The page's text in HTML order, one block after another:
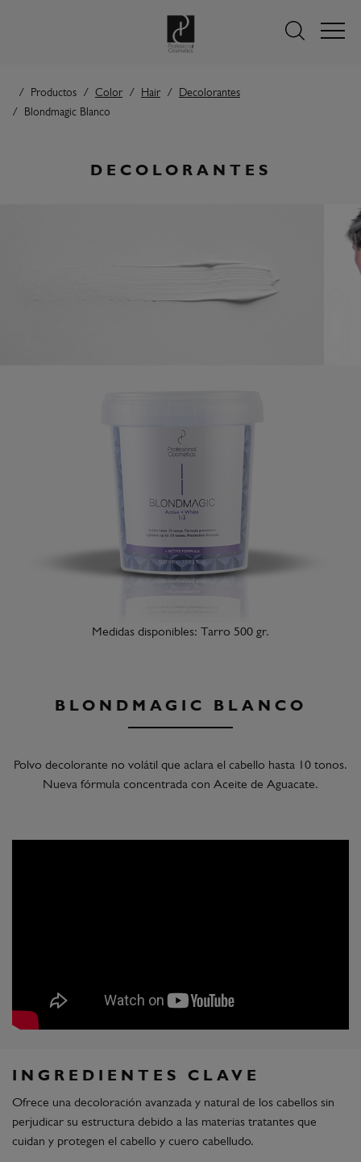
Productos Color Hair
Decolorantes
Blondmagic Blanco
DECOLORANTES
Medidas disponibles: Tarro 500 gr.
BLONDMAGIC BLANCO
Polvo decolorante no volátil que aclara el cabello hasta 10 tonos.
Nueva fórmula concentrada con Aceite de Aguacate.
INGREDIENTES CLAVE
Ofrece una decoloración avanzada y natural de los cabellos sin
perjudicar su estructura debido a las materias tratantes que
cuidan y protegen el cabello y cuero cabelludo.